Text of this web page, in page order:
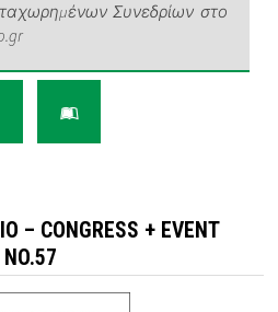
Συνεδρίων στο
– CONGRESS + EVENT